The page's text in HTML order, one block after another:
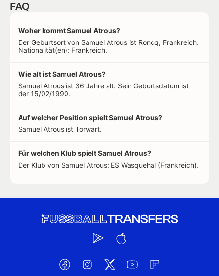
FAQ
Woher kommt Samuel Atrous?
Der Geburtsort von Samuel Atrous ist Roncq, Frankreich.
Nationalität(en): Frankreich.
Wie alt ist Samuel Atrous?
Samuel Atrous ist 36 Jahre alt. Sein Geburtsdatum ist
der 15/02/1990.
Auf welcher Position spielt Samuel Atrous?
Samuel Atrous ist Torwart.
Für welchen Klub spielt Samuel Atrous?
Der Klub von Samuel Atrous: ES Wasquehal (Frankreich).